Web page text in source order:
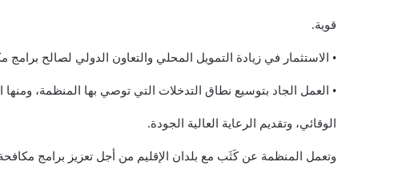
قوية.
• الاستثمار في زيادة التمويل المحلي والتعاون الدولي لصالح برامج
• العمل الجاد بتوسيع نطاق التدخلات التي توصي بها المنظمة،
الوقائي، وتقديم الرعاية العالية الجودة.
وتعمل المنظمة عن كَثَب مع بلدان الإقليم من أجل تعزيز برامج